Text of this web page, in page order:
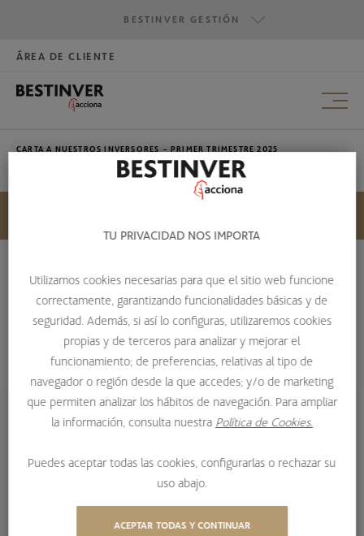
BESTINVER GESTIÓN
ÁREA DE CLIENTE
CARTA A NUESTROS INVERSORES – PRIMER TRIMESTRE 2025
MAR·2025
CARTA A NUESTROS INVERSORES –
PRIMER TRIMESTRE 2025
ESCUELA DE INVERSIÓN
CARTA A NUESTROS INVERSORES – PRIMER TRIMESTRE 2025
Ya está disponible la Carta Trimestral donde nuestros
gestores explican con detalle laevolución de los
TU PRIVACIDAD NOS IMPORTA
Utilizamos cookies necesarias para que el sitio web funcione
correctamente, garantizando funcionalidades básicas y de
seguridad. Además, si así lo configuras, utilizaremos cookies
propias y de terceros para analizar y mejorar el
funcionamiento; de preferencias, relativas al tipo de
navegador o región desde la que accedes; y/o de marketing
que permiten analizar los hábitos de navegación. Para ampliar
la información, consulta nuestra Política de Cookies.
Puedes aceptar todas las cookies, configurarlas o rechazar su
uso abajo.
ACEPTAR TODAS Y CONTINUAR